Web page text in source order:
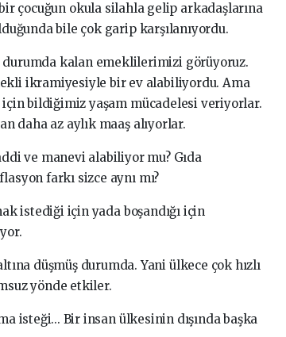
çocuğun okula silahla gelip arkadaşlarına
bile çok garip karşılanıyordu.
durumda kalan emeklilerimizi görüyoruz.
ikramiyesiyle bir ev alabiliyordu. Ama
bildiğimiz yaşam mücadelesi veriyorlar.
daha az aylık maaş alıyorlar.
ve manevi alabiliyor mu? Gıda
farkı sizce aynı mı?
istediği için yada boşandığı için
düşmüş durumda. Yani ülkece çok hızlı
yönde etkiler.
isteği... Bir insan ülkesinin dışında başka